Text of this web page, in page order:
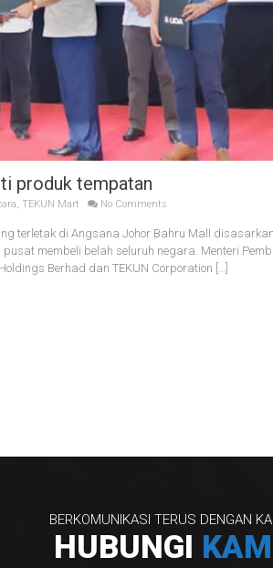
produk tempatan
, TEKUN Mart No Comments
terletak di Angsana Johor Bahru Mall
membeli belah seluruh negara. Menteri
Berhad dan TEKUN Corporation […]
BERKOMUNIKASI TERUS DENGAN
HUBUNGI